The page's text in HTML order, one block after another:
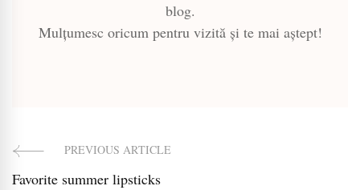
blog.
Mulțumesc oricum pentru vizită și te mai aștept!
PostPREVIOUS ARTICLE
Favorite summer lipsticks